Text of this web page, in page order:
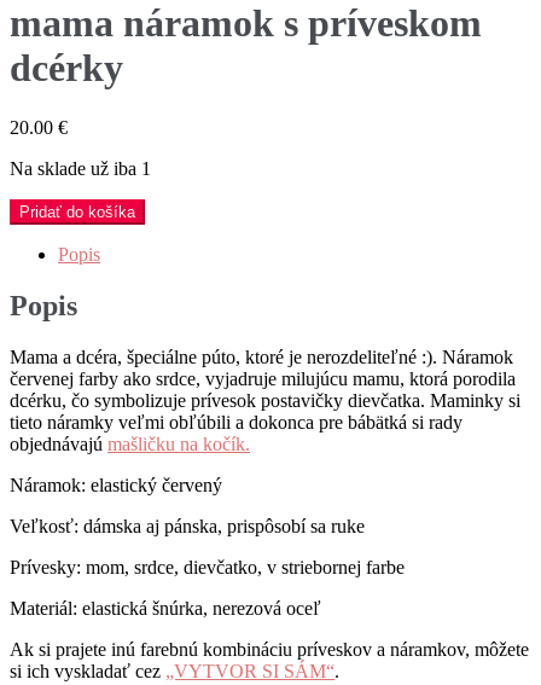
mama náramok s príveskom
dcérky
20.00 €
Na sklade už iba 1
množstvo
mama
náramok
príveskom
dcérky
Pridať do košíka
Popis
Popis
Mama a dcéra, špeciálne púto, ktoré je nerozdeliteľné :). Náramok
červenej farby ako srdce, vyjadruje milujúcu mamu, ktorá porodila
dcérku, čo symbolizuje prívesok postavičky dievčatka. Maminky si
tieto náramky veľmi obľúbili a dokonca pre bábätká si rady
objednávajú mašličku na kočík.
Náramok: elastický červený
Veľkosť: dámska aj pánska, prispôsobí sa ruke
Prívesky: mom, srdce, dievčatko, v striebornej farbe
Materiál: elastická šnúrka, nerezová oceľ
Ak si prajete inú farebnú kombináciu príveskov a náramkov, môžete
si ich vyskladať cez „VYTVOR SI SÁM“.